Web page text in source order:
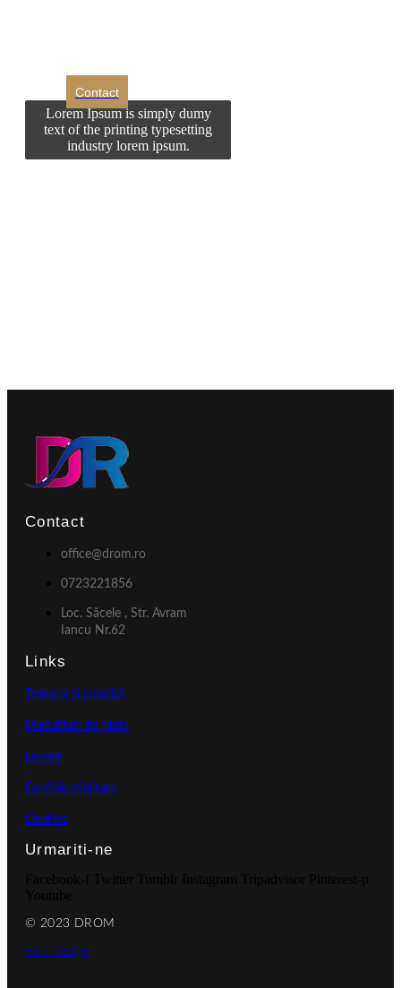
Contact
Lorem Ipsum is simply dumy
text of the printing typesetting
industry lorem ipsum.
Contact
office@drom.ro
0723221856
Loc. Săcele , Str. Avram
Iancu Nr.62
Links
Termeni si conditii
Modalitati de plata
Livrare
Confidentialitate
Cookies
Urmariti-ne
© 2023 DROM
web design